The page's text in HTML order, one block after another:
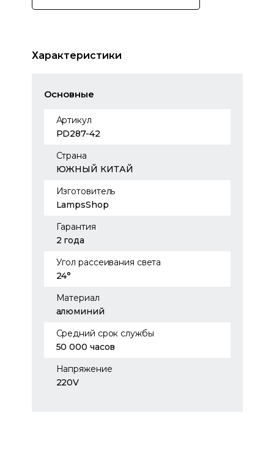
Характеристики
Основные
Артикул
PD287-42
Страна
ЮЖНЫЙ КИТАЙ
Изготовитель
LampsShop
Гарантия
2 года
Угол рассеивания света
24°
Материал
алюминий
Средний срок службы
50 000 часов
Напряжение
220V